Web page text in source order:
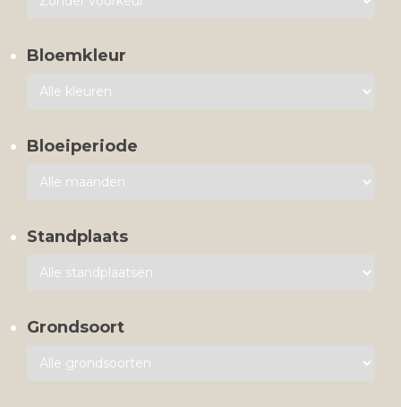
Bloemkleur
Bloeiperiode
Standplaats
Grondsoort